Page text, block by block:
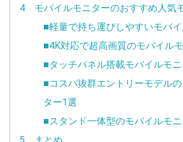
4 モバイルモニターのおすすめ人気
■軽量で持ち運びしやすいモバ
■4K対応で超高画質のモバイル
■タッチパネル搭載モバイルモ
■コスパ抜群エントリーモデル
ター1選
■スタンド一体型のモバイルモ